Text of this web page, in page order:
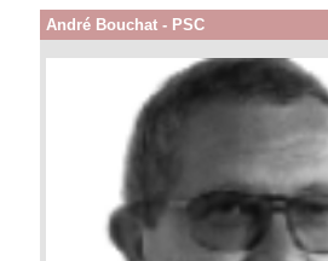
André Bouchat - PSC